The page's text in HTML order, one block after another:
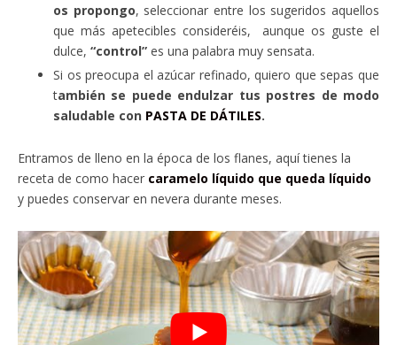
os propongo, seleccionar entre los sugeridos aquellos
que más apetecibles consideréis, aunque os guste el
dulce, “control” es una palabra muy sensata.
Si os preocupa el azúcar refinado, quiero que sepas que
también se puede endulzar tus postres de modo
saludable con PASTA DE DÁTILES.
Entramos de lleno en la época de los flanes, aquí tienes la
receta de como hacer caramelo líquido que queda líquido
y puedes conservar en nevera durante meses.